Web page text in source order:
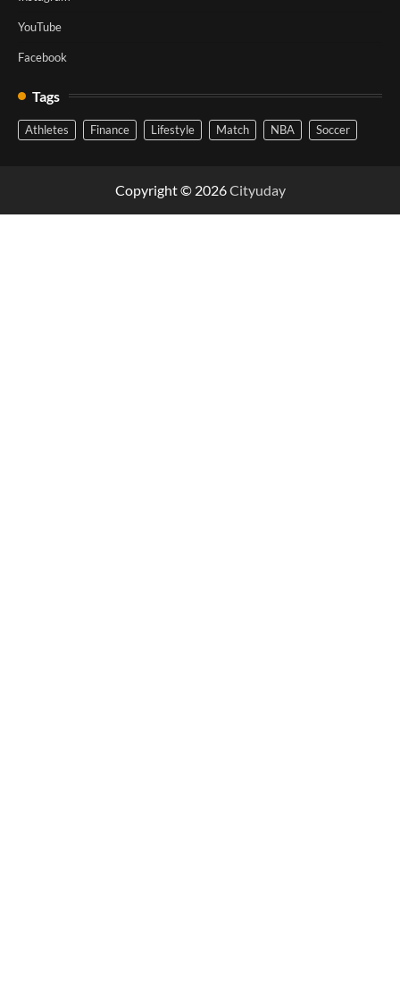
YouTube
Facebook
Tags
Athletes Finance Lifestyle Match NBA Soccer
Copyright © 2026Cityuday